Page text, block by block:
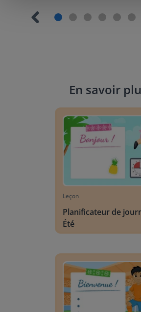
En savoir
Leçon
Planificateur de
Été